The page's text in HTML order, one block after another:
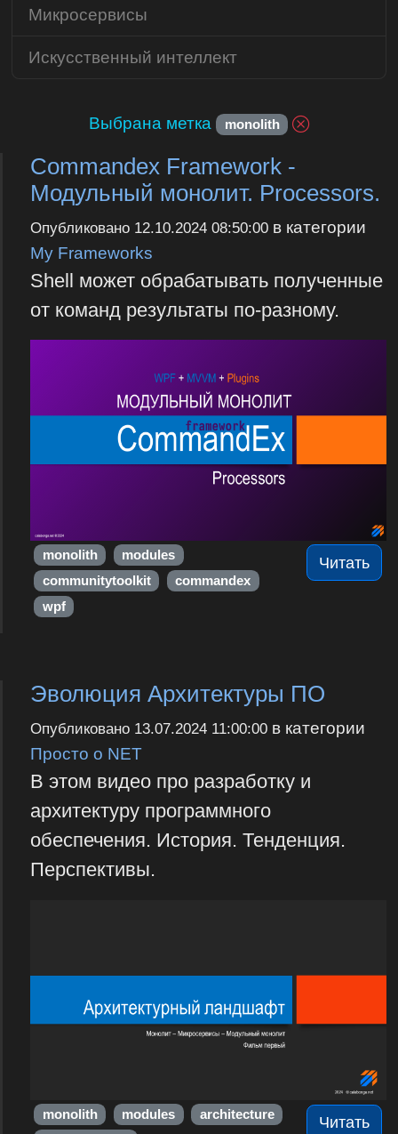
Выбрана метка monolith
Commandex Framework -
Модульный монолит. Processors.
Опубликовано 12.10.2024 08:50:00в категории
My Frameworks
Shell может обрабатывать полученные
от команд результаты по-разному.
Читать
monolith
modules
communitytoolkit
commandex
wpf
Эволюция Архитектуры ПО
Опубликовано 13.07.2024 11:00:00в категории
Просто о NET
В этом видео про разработку и
архитектуру программного
обеспечения. История. Тенденция.
Перспективы.
Читать
monolith modules
architecture
Микросервисы
Искусственный интеллект